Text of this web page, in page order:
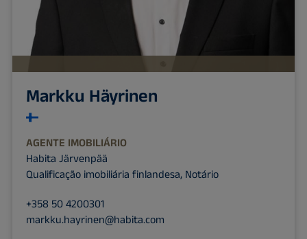
Markku Häyrinen
AGENTE IMOBILIÁRIO
Habita Järvenpää
Qualificação imobiliária finlandesa, Notário
+358 50 4200301
markku.hayrinen@habita.com